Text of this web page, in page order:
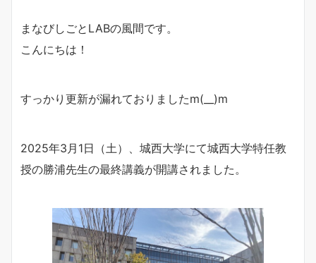
まなびしごとLABの風間です。
こんにちは！
すっかり更新が漏れておりましたm(__)m
2025年3月1日（土）、城西大学にて城西大学特任教
授の勝浦先生の最終講義が開講されました。